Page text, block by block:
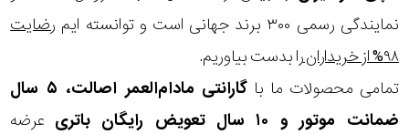
نمایندگی رسمی ۳۰۰ برند جهانی است و توانسته ایم
رضایت
۹۸% از خریداران
را بدست بیاوریم.
تمامی محصولات ما با
گارانتی مادام‌العمر اصالت، ۵ سال
ضمانت موتور و ۱۰ سال تعویض رایگان باتری
عرضه